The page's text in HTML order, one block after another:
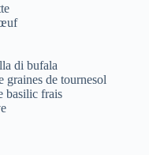
di bufala
graines de tournesol
basilic frais